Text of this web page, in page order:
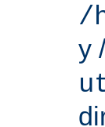
/
y